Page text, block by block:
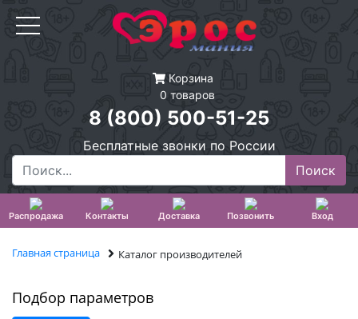
Корзина
0 товаров
8 (800) 500-51-25
Бесплатные звонки по России
Распродажа Контакты Доставка Позвонить Вход
Главная страница Каталог производителей
Подбор параметров